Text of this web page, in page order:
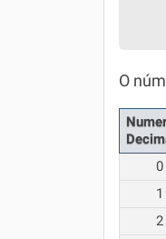
Química
Todos
O
0
1
2